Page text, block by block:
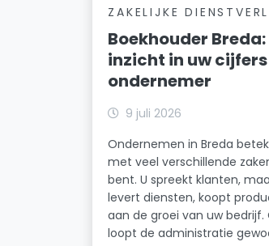
ZAKELIJKE
Boekhouder
inzicht in uw
ondernemer
9 juli 2026
Ondernemen in Breda
met veel verschillende
bent. U spreekt klanten,
levert diensten, koopt
aan de groei van uw bedrijf.
loopt de administratie